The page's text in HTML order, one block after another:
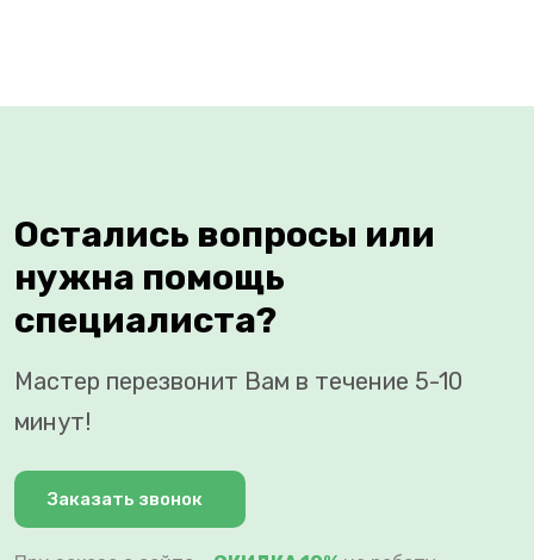
Остались вопросы или
нужна помощь
специалиста?
Мастер перезвонит Вам в течение 5-10
минут!
Заказать звонок